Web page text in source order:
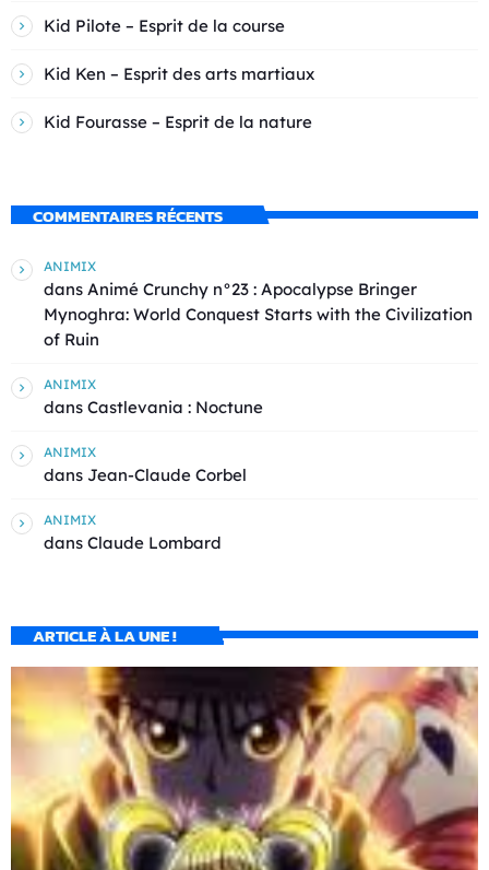
Kid Pilote – Esprit de la course
Kid Ken – Esprit des arts martiaux
Kid Fourasse – Esprit de la nature
COMMENTAIRES RÉCENTS
ANIMIX
dans Animé Crunchy n°23 : Apocalypse Bringer
Mynoghra: World Conquest Starts with the Civilization
of Ruin
ANIMIX
dans Castlevania : Noctune
ANIMIX
dans Jean-Claude Corbel
ANIMIX
dans Claude Lombard
ARTICLE À LA UNE !